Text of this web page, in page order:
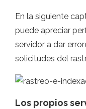
En la siguiente
puede apreciar
servidor a dar
solicitudes del
Los propios